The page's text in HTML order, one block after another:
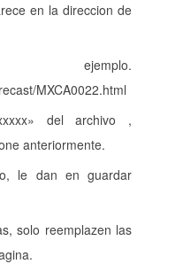
en la direccion de
MXCA0022.html
del archivo ,
anteriormente.
le dan en guardar
solo reemplazen las